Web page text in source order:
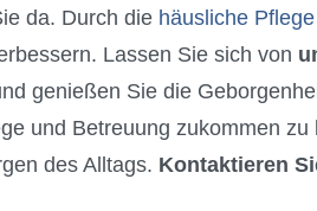
da. Durch die häusliche
Lassen Sie sich von
genießen Sie die
und Betreuung zukommen zu
des Alltags. Kontaktieren